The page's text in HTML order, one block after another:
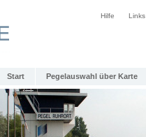
Hilfe Links
Start Pegelauswahl über Karte